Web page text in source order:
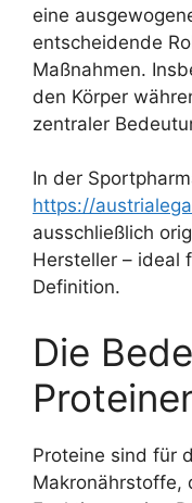
eine
entscheidende
Maßnahmen.
den Körper
zentraler
In der
https://
ausschließlich
Hersteller – ideal
Definition.
Die
Proteine sind für
Makronährstoffe,